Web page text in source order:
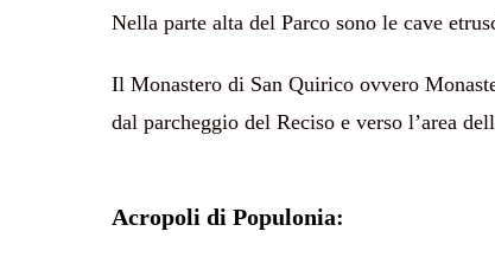
Nella parte alta del Parco sono le cave
Il Monastero di San Quiricoovvero
dal parcheggio del Reciso e verso l’area
Acropoli di Populonia: